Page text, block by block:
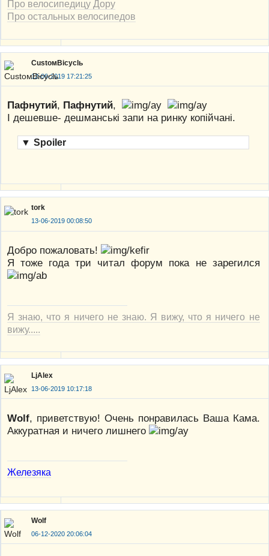
Про велосипедицу Дору
Про остальных велосипедов
CustoмBicyclь
12-06-2019 17:21:25
Пафнутий, Пафнутий,
І дешевше- дешманські запи на ринку копійчані.
▼ Spoiler
tork
13-06-2019 00:08:50
Добро пожаловать!
Я тоже года три читал форум пока не зарегился
Я знаю, что я ничего не знаю. Я вижу, что я ничего не
вижу.....
LjAlex
13-06-2019 10:17:18
Wolf, приветствую! Очень понравилась Ваша Кама.
Аккуратная и ничего лишнего
Железяка
Wolf
06-12-2020 20:06:04